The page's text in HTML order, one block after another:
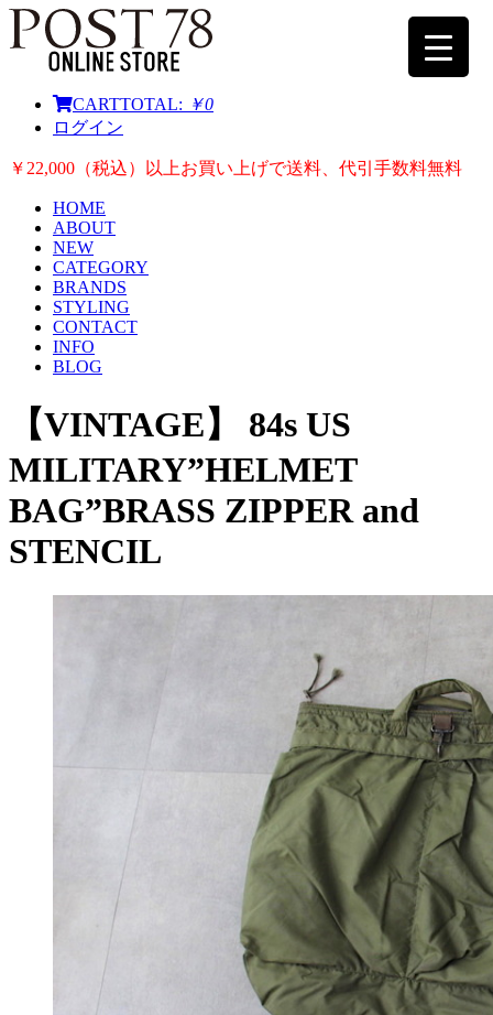
CARTTOTAL: ￥0
ログイン
￥22,000（税込）以上お買い上げで送料、代引手数料無料
HOME
ABOUT
NEW
CATEGORY
BRANDS
STYLING
CONTACT
INFO
BLOG
【VINTAGE】 84s US
MILITARY”HELMET
BAG”BRASS ZIPPER and
STENCIL